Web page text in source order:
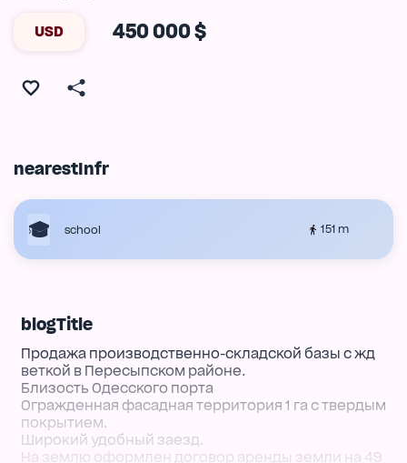
USD 450 000 $
nearestInfr
school 151 m
blogTitle
Продажа производственно-складской базы с жд
веткой в Пересыпском районе.
Близость Одесского порта
Огражденная фасадная территория 1 га с твердым
покрытием.
Широкий удобный заезд.
На землю оформлен договор аренды земли на 49